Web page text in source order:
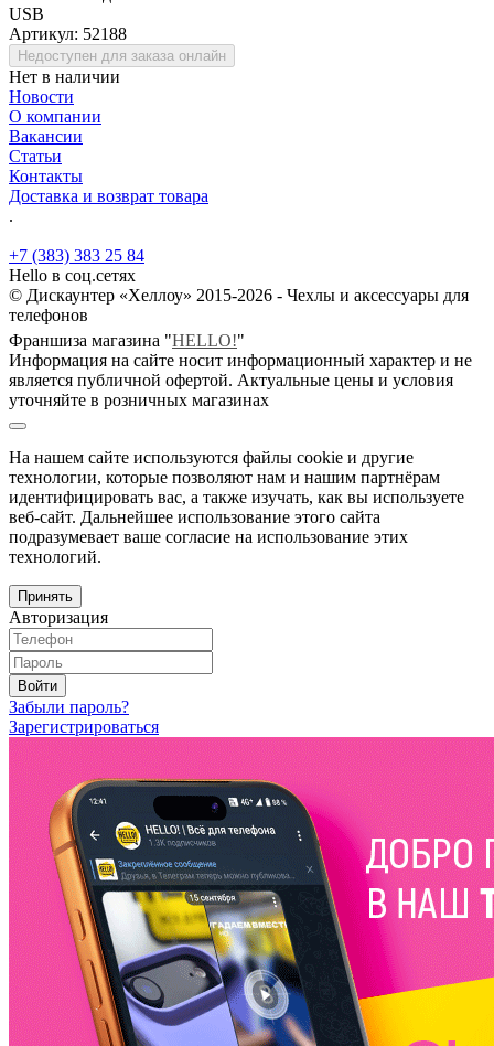
USB
Артикул: 52188
Недоступен для заказа онлайн
Нет в наличии
Новости
О компании
Вакансии
Статьи
Контакты
Доставка и возврат товара
.
+7 (383) 383 25 84
Hello в соц.сетях
© Дискаунтер «Хеллоу» 2015-2026 - Чехлы и аксессуары для
телефонов
Франшиза магазина "HELLO!"
Информация на сайте носит информационный характер и не
является публичной офертой. Актуальные цены и условия
уточняйте в розничных магазинах
На нашем сайте используются файлы cookie и другие
технологии, которые позволяют нам и нашим партнёрам
идентифицировать вас, а также изучать, как вы используете
веб-сайт. Дальнейшее использование этого сайта
подразумевает ваше согласие на использование этих
технологий.
Принять
Авторизация
Войти
Забыли пароль?
Зарегистрироваться